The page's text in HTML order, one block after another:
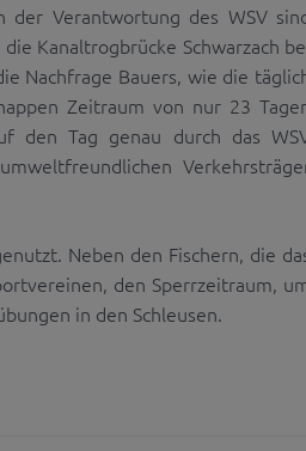
der Verantwortung des WSV
Kanaltrogbrücke Schwarzach
Nachfrage Bauers, wie die
Zeitraum von nur 23
den Tag genau durch das
Neben den Fischern, die
den Sperrzeitraum,
in den Schleusen.